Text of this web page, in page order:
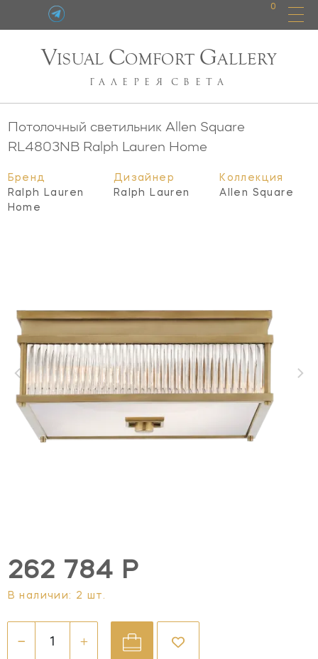
0
VISUAL COMFORT GALLERY
ГАЛЕРЕЯ СВЕТА
Потолочный светильник Allen Square
RL4803NBRalph Lauren Home
Бренд
Ralph Lauren
Home
Дизайнер
Ralph Lauren
Коллекция
Allen Square
262 784 Р
В наличии: 2 шт.